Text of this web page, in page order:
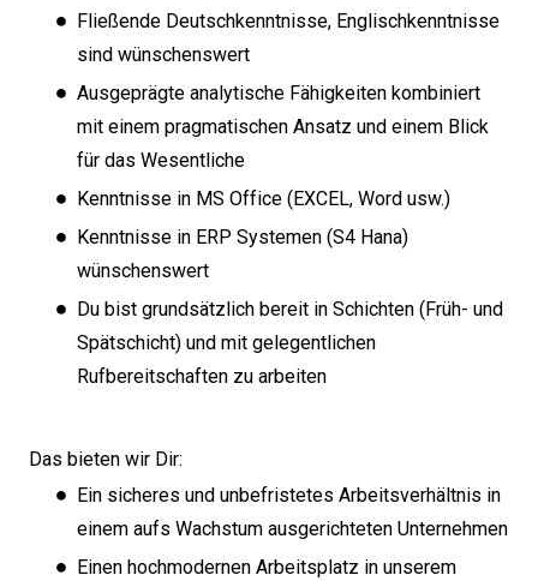
Fließende Deutschkenntnisse, Englischkenntnisse
sind wünschenswert
Ausgeprägte analytische Fähigkeiten kombiniert
mit einem pragmatischen Ansatz und einem Blick
für das Wesentliche
Kenntnisse in MS Office (EXCEL, Word usw.)
Kenntnisse in ERP Systemen (S4 Hana)
wünschenswert
Du bist grundsätzlich bereit in Schichten (Früh- und
Spätschicht) und mit gelegentlichen
Rufbereitschaften zu arbeiten
Das bieten wir Dir:
Ein sicheres und unbefristetes Arbeitsverhältnis in
einem aufs Wachstum ausgerichteten Unternehmen
Einen hochmodernen Arbeitsplatz in unserem